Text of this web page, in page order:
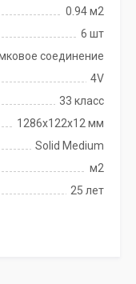
0.94 м2
6 шт
соединение
4V
33 класс
1286х122х12 мм
Solid Medium
м2
25 лет